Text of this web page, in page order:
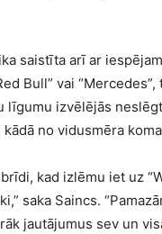
saistīta arī ar
Bull” vai “Mercedes”,
līgumu izvēlējās
no vidusmēra
kad izlēmu iet uz
saka Saincs.
jautājumus sev un